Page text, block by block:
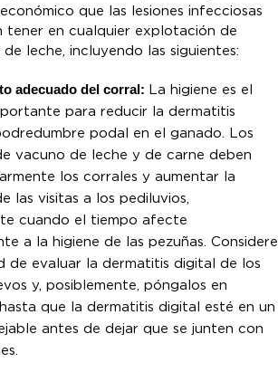
que las lesiones infecciosas
tener en cualquier explotación de
leche, incluyendo las siguientes:
adecuado del corral: La higiene es el
para reducir la dermatitis
podal en el ganado. Los
vacuno de leche y de carne deben
los corrales y aumentar la
las visitas a los pediluvios,
cuando el tiempo afecte
a la higiene de las pezuñas. Considere
de evaluar la dermatitis digital de los
y, posiblemente, póngalos en
que la dermatitis digital esté en un
antes de dejar que se junten con